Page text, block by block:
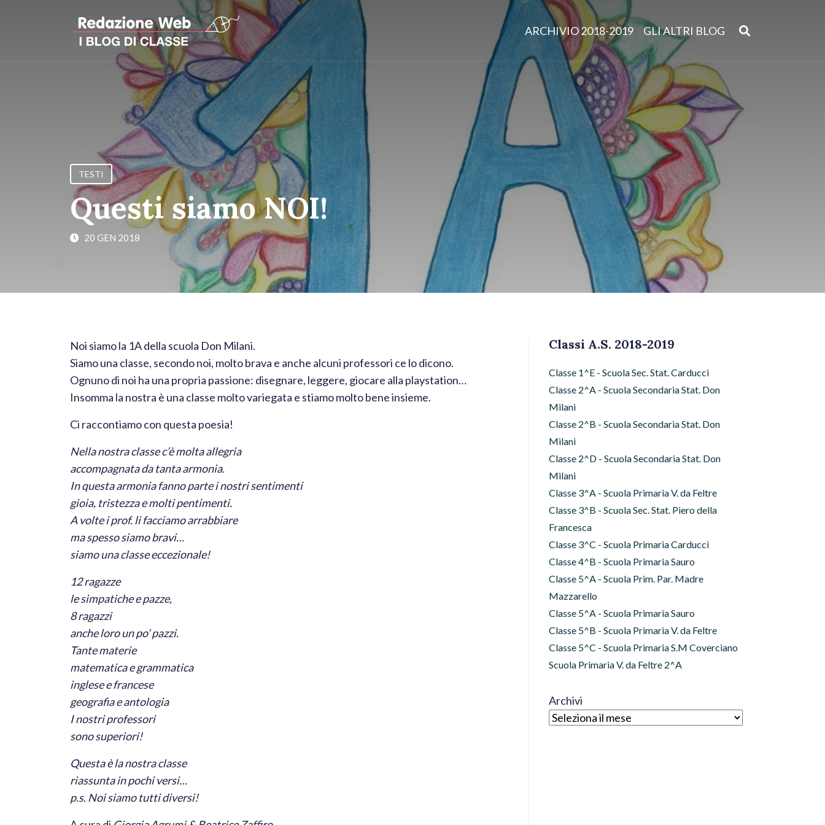
ARCHIVIO 2018-2019 GLI ALTRI BLOG
TESTI
Questi siamo NOI!
20 GEN 2018
Noi siamo la 1A della scuola Don Milani.
Siamo una classe, secondo noi, molto brava e anche alcuni professori ce lo dicono.
Ognuno di noi ha una propria passione: disegnare, leggere, giocare alla playstation…
Insomma la nostra è una classe molto variegata e stiamo molto bene insieme.
Ci raccontiamo con questa poesia!
Nella nostra classe c’è molta allegria
accompagnata da tanta armonia.
In questa armonia fanno parte i nostri sentimenti
gioia, tristezza e molti pentimenti.
A volte i prof. li facciamo arrabbiare
ma spesso siamo bravi…
siamo una classe eccezionale!
12 ragazze
le simpatiche e pazze,
8 ragazzi
anche loro un po’ pazzi.
Tante materie
matematica e grammatica
inglese e francese
geografia e antologia
I nostri professori
sono superiori!
Questa è la nostra classe
riassunta in pochi versi…
p.s. Noi siamo tutti diversi!
Classi A.S. 2018-2019
Classe 1^E - Scuola Sec. Stat. Carducci
Classe 2^A - Scuola Secondaria Stat. Don
Milani
Classe 2^B - Scuola Secondaria Stat. Don
Milani
Classe 2^D - Scuola Secondaria Stat. Don
Milani
Classe 3^A - Scuola Primaria V. da Feltre
Classe 3^B - Scuola Sec. Stat. Piero della
Francesca
Classe 3^C - Scuola Primaria Carducci
Classe 4^B - Scuola Primaria Sauro
Classe 5^A - Scuola Prim. Par. Madre
Mazzarello
Classe 5^A - Scuola Primaria Sauro
Classe 5^B - Scuola Primaria V. da Feltre
Classe 5^C - Scuola Primaria S.M Coverciano
Scuola Primaria V. da Feltre 2^A
Archivi